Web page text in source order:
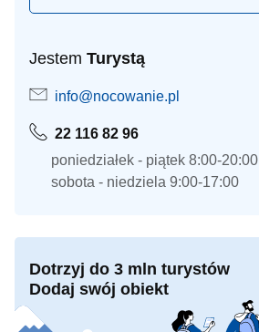
Jestem Turystą
info@nocowanie.pl
22 116 82 96
poniedziałek - piątek 8:00-20:00
sobota - niedziela 9:00-17:00
Dotrzyj do 3 mln turystów
Dodaj swój obiekt